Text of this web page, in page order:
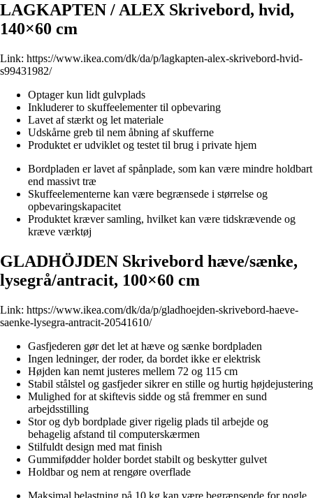
LAGKAPTEN / ALEX Skrivebord, hvid,
140×60 cm
Link: https://www.ikea.com/dk/da/p/lagkapten-alex-skrivebord-hvid-
s99431982/
Optager kun lidt gulvplads
Inkluderer to skuffeelementer til opbevaring
Lavet af stærkt og let materiale
Udskårne greb til nem åbning af skufferne
Produktet er udviklet og testet til brug i private hjem
Bordpladen er lavet af spånplade, som kan være mindre holdbart
end massivt træ
Skuffeelementerne kan være begrænsede i størrelse og
opbevaringskapacitet
Produktet kræver samling, hvilket kan være tidskrævende og
kræve værktøj
GLADHÖJDEN Skrivebord hæve/sænke,
lysegrå/antracit, 100×60 cm
Link: https://www.ikea.com/dk/da/p/gladhoejden-skrivebord-haeve-
saenke-lysegra-antracit-20541610/
Gasfjederen gør det let at hæve og sænke bordpladen
Ingen ledninger, der roder, da bordet ikke er elektrisk
Højden kan nemt justeres mellem 72 og 115 cm
Stabil stålstel og gasfjeder sikrer en stille og hurtig højdejustering
Mulighed for at skiftevis sidde og stå fremmer en sund
arbejdsstilling
Stor og dyb bordplade giver rigelig plads til arbejde og
behagelig afstand til computerskærmen
Stilfuldt design med mat finish
Gummifødder holder bordet stabilt og beskytter gulvet
Holdbar og nem at rengøre overflade
Maksimal belastning på 10 kg kan være begrænsende for nogle